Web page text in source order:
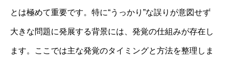
とは極めて重要です。特に“うっかり”な誤りが意図せず
大きな問題に発展する背景には、発覚の仕組みが存在し
ます。ここでは主な発覚のタイミングと方法を整理しま